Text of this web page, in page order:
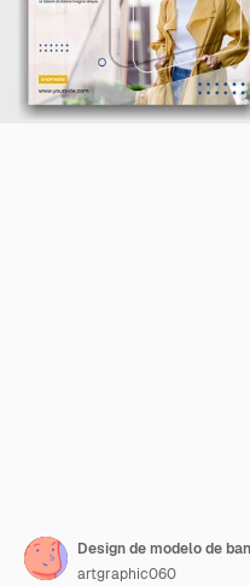
artgraphic060